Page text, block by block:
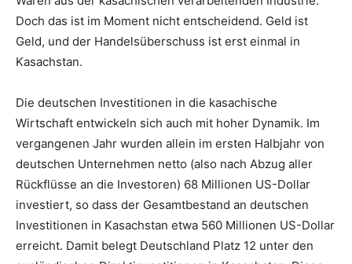
Doch das ist im Moment nicht entscheidend. Geld ist
Geld, und der Handelsüberschuss ist erst einmal in
Kasachstan.
Die deutschen Investitionen in die kasachische
Wirtschaft entwickeln sich auch mit hoher Dynamik. Im
vergangenen Jahr wurden allein im ersten Halbjahr von
deutschen Unternehmen netto (also nach Abzug aller
Rückflüsse an die Investoren) 68 Millionen US-Dollar
investiert, so dass der Gesamtbestand an deutschen
Investitionen in Kasachstan etwa 560 Millionen US-Dollar
erreicht. Damit belegt Deutschland Platz 12 unter den